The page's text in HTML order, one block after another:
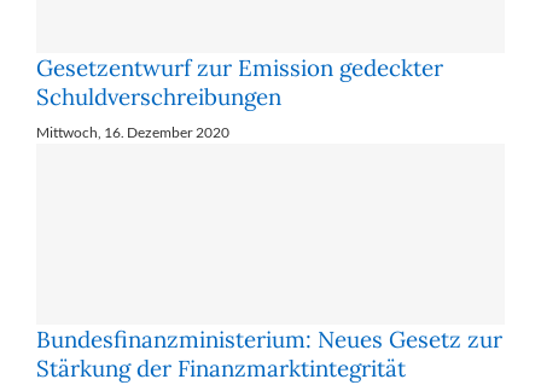
Ge­setz­ent­wurf zur Emis­si­on ge­deck­ter
Schuld­ver­schrei­bun­gen
Mittwoch, 16. Dezember 2020
Bundesfinanzministerium: Neues Gesetz zur
Stärkung der Finanzmarktintegrität